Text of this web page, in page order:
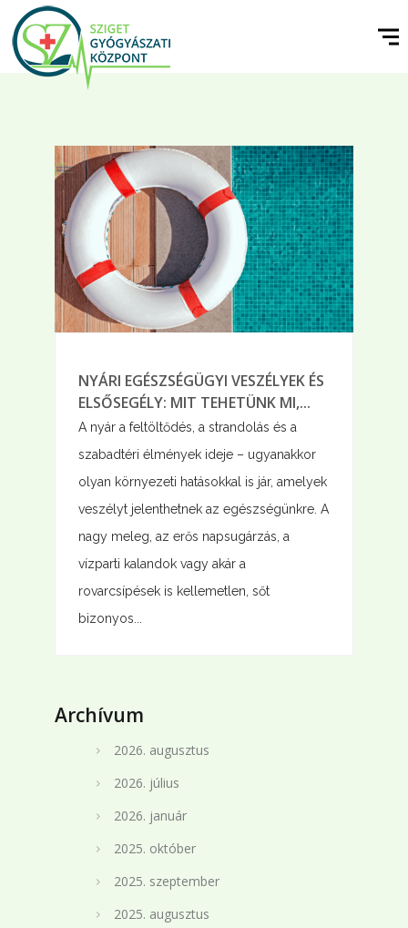
NYÁRI EGÉSZSÉGÜGYI VESZÉLYEK ÉS
ELSŐSEGÉLY: MIT TEHETÜNK MI,...
A nyár a feltöltődés, a strandolás és a
szabadtéri élmények ideje – ugyanakkor
olyan környezeti hatásokkal is jár, amelyek
veszélyt jelenthetnek az egészségünkre. A
nagy meleg, az erős napsugárzás, a
vízparti kalandok vagy akár a
rovarcsípések is kellemetlen, sőt
bizonyos...
Archívum
2026. augusztus
2026. július
2026. január
2025. október
2025. szeptember
2025. augusztus